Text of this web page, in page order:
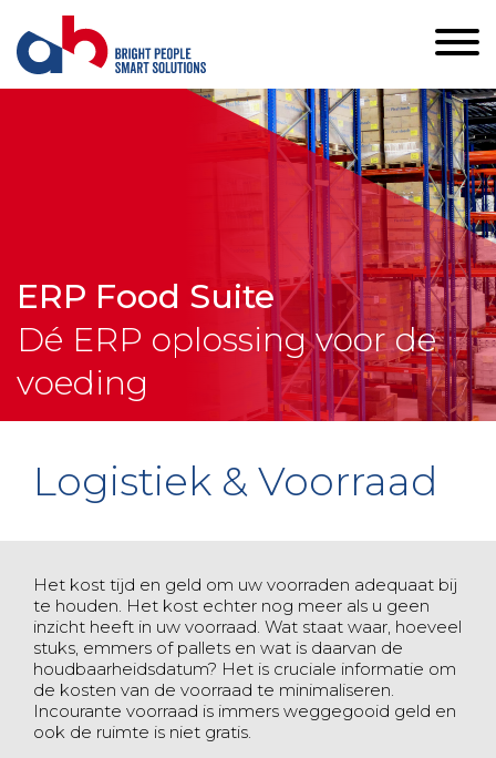
ERP Food Suite
Dé ERP oplossing voor de
voeding
Logistiek & Voorraad
Het kost tijd en geld om uw voorraden adequaat bij
te houden. Het kost echter nog meer als u geen
inzicht heeft in uw voorraad. Wat staat waar, hoeveel
stuks, emmers of pallets en wat is daarvan de
houdbaarheidsdatum? Het is cruciale informatie om
de kosten van de voorraad te minimaliseren.
Incourante voorraad is immers weggegooid geld en
ook de ruimte is niet gratis.